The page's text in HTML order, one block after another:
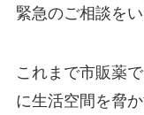
緊急のご相談を
これまで市販薬
に生活空間を脅